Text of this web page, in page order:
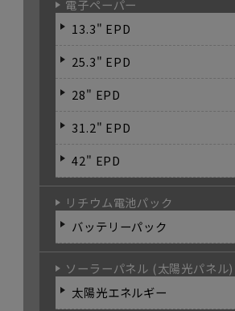
電子ペーパー
13.3" EPD
25.3" EPD
28" EPD
31.2" EPD
42" EPD
リチウム電池パック
バッテリーパック
ソーラーパネル (太陽光パネル)
太陽光エネルギー